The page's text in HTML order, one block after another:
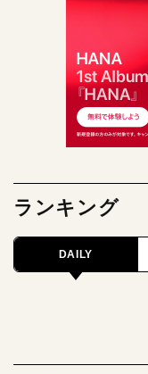
ランキング
DAILY